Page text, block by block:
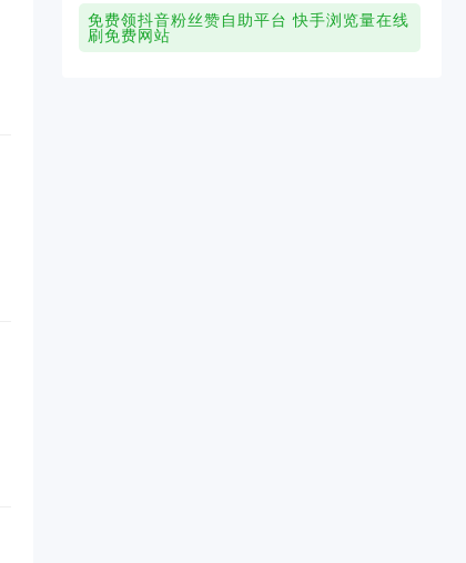
免费领抖音粉丝赞自助平台 快手浏览量在线
刷免费网站